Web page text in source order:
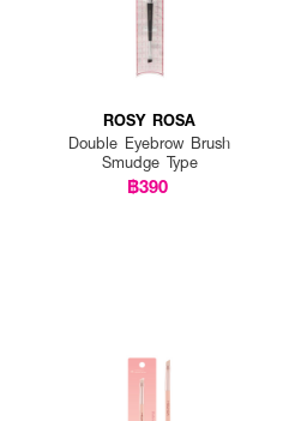
ROSY ROSA
Double Eyebrow Brush
Smudge Type
฿390